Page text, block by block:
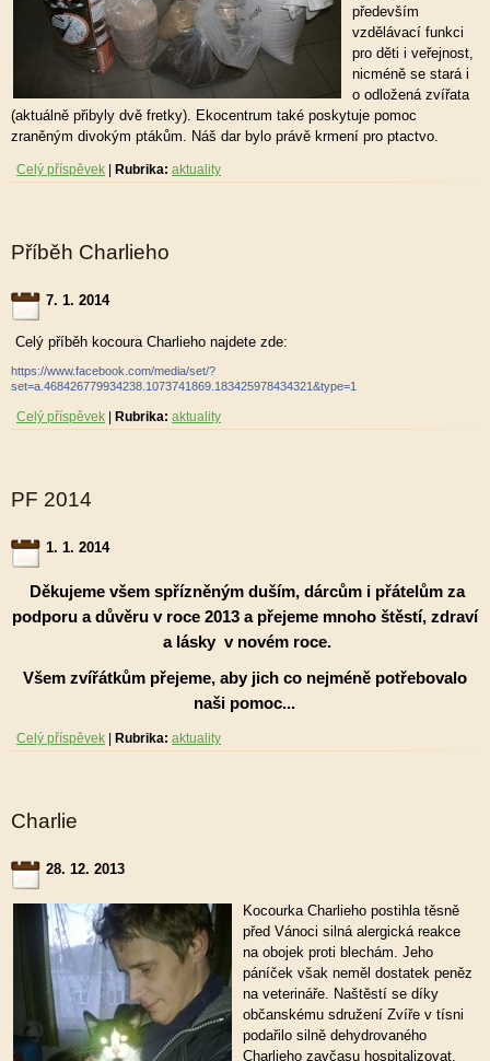
především
vzdělávací funkci
pro děti i veřejnost,
nicméně se stará i
o odložená zvířata
(aktuálně přibyly dvě fretky). Ekocentrum také poskytuje pomoc
zraněným divokým ptákům. Náš dar bylo právě krmení pro ptactvo.
Celý příspěvek Rubrika: aktuality
Příběh Charlieho
7. 1. 2014
Celý příběh kocoura Charlieho najdete zde:
https://www.facebook.com/media/set/?
set=a.468426779934238.1073741869.183425978434321&type=1
Celý příspěvek Rubrika: aktuality
PF 2014
1. 1. 2014
Děkujeme všem spřízněným duším, dárcům i přátelům za
podporu a důvěru v roce 2013 a přejeme mnoho štěstí, zdraví
a lásky v novém roce.
Všem zvířátkům přejeme, aby jich co nejméně potřebovalo
naši pomoc...
Celý příspěvek Rubrika: aktuality
Charlie
28. 12. 2013
Kocourka Charlieho postihla těsně
před Vánoci silná alergická reakce
na obojek proti blechám. Jeho
páníček však neměl dostatek peněz
na veterináře. Naštěstí se díky
občanskému sdružení Zvíře v tísni
podařilo silně dehydrovaného
Charlieho zavčasu hospitalizovat.